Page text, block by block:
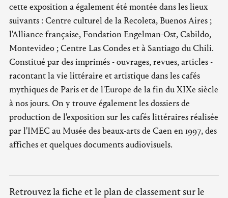
cette exposition a également été montée dans les lieux
suivants : Centre culturel de la Recoleta, Buenos Aires ;
l'Alliance française, Fondation Engelman-Ost, Cabildo,
Montevideo ; Centre Las Condes et à Santiago du Chili.
Constitué par des imprimés - ouvrages, revues, articles -
racontant la vie littéraire et artistique dans les cafés
mythiques de Paris et de l'Europe de la fin du XIXe siècle
à nos jours. On y trouve également les dossiers de
production de l'exposition sur les cafés littéraires réalisée
par l'IMEC au Musée des beaux-arts de Caen en 1997, des
affiches et quelques documents audiovisuels.
Retrouvez la fiche et le plan de classement sur le